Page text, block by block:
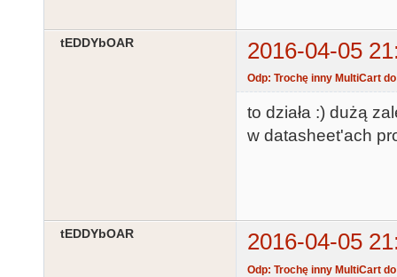
tEDDYbOAR 2016-04-05
Odp: Trochę inny MultiCart
to działa :) dużą
w datasheet'ach
tEDDYbOAR 2016-04-05
Odp: Trochę inny MultiCart